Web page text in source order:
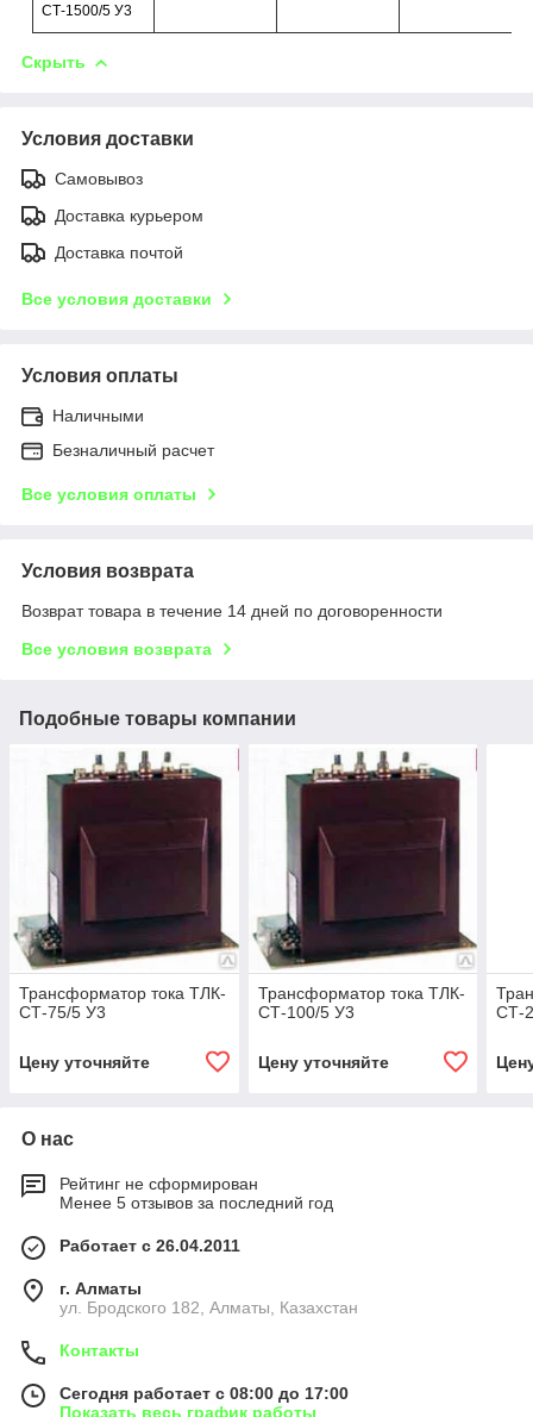
СТ-1500/5 У3
Скрыть
Условия доставки
Самовывоз
Доставка курьером
Доставка почтой
Все условия доставки
Условия оплаты
Наличными
Безналичный расчет
Все условия оплаты
Условия возврата
Возврат товара в течение 14 дней по договоренности
Все условия возврата
Подобные товары компании
Трансформатор тока ТЛК-
СТ-75/5 У3
Цену уточняйте
Трансформатор тока ТЛК-
СТ-100/5 У3
Цену уточняйте
СТ-
О нас
Рейтинг не сформирован
Менее 5 отзывов за последний год
Работает с 26.04.2011
г. Алматы
ул. Бродского 182, Алматы, Казахстан
Контакты
Сегодня работает с 08:00 до 17:00
Показать весь график работы